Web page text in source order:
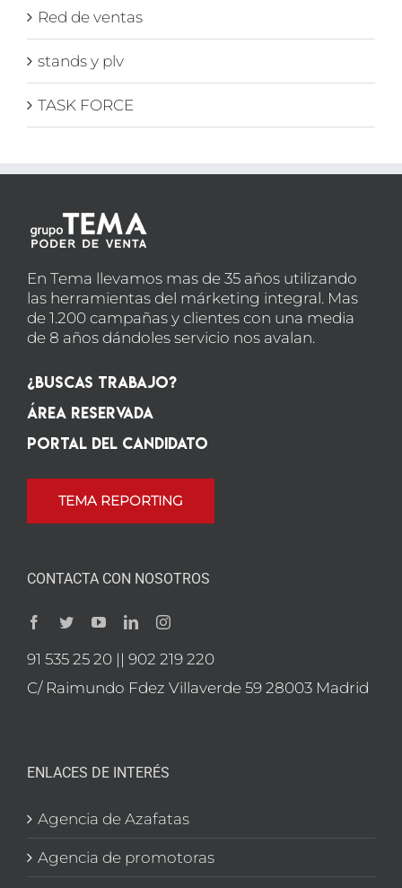
Red de ventas
stands y plv
TASK FORCE
En Tema llevamos mas de 35 años utilizando
las herramientas del márketing integral. Mas
de 1.200 campañas y clientes con una media
de 8 años dándoles servicio nos avalan.
¿Buscas Trabajo?
Área Reservada
Portal del candidato
TEMA REPORTING
CONTACTA CON NOSOTROS
91 535 25 20 || 902 219 220
C/ Raimundo Fdez Villaverde 59 28003 Madrid
ENLACES DE INTERÉS
Agencia de Azafatas
Agencia de promotoras